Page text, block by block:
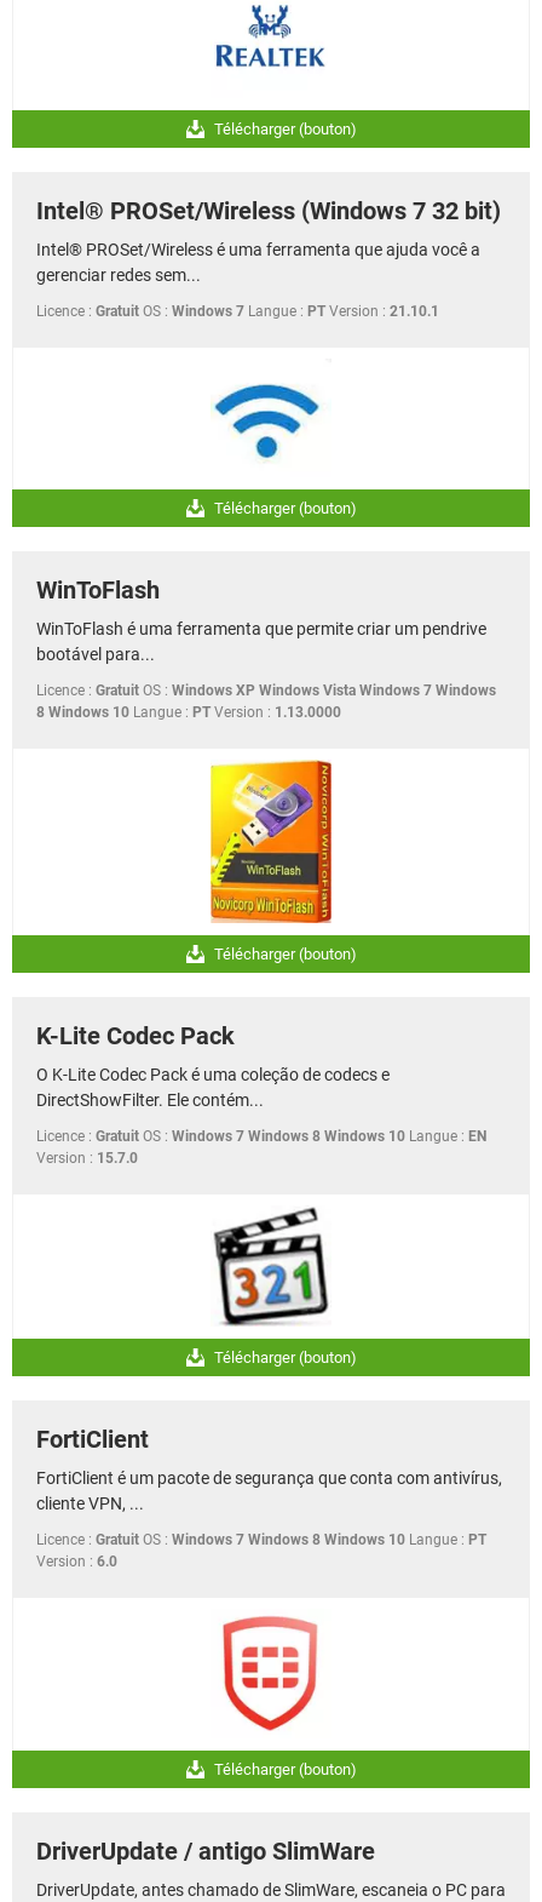
Télécharger (bouton)
Intel® PROSet/Wireless (Windows 7 32 bit)
Intel® PROSet/Wireless é uma ferramenta que ajuda você a
gerenciar redes sem...
Licence : Gratuit OS : Windows 7 Langue : PT Version : 21.10.1
Télécharger (bouton)
WinToFlash
WinToFlash é uma ferramenta que permite criar um pendrive
bootável para...
Licence : Gratuit OS : Windows XP Windows Vista Windows 7 Windows
8 Windows 10 Langue : PT Version : 1.13.0000
Télécharger (bouton)
K-Lite Codec Pack
O K-Lite Codec Pack é uma coleção de codecs e
DirectShowFilter. Ele contém...
Licence : Gratuit OS : Windows 7 Windows 8 Windows 10 Langue : EN
Version : 15.7.0
Télécharger (bouton)
FortiClient
FortiClient é um pacote de segurança que conta com antivírus,
cliente VPN, ...
Licence : Gratuit OS : Windows 7 Windows 8 Windows 10 Langue : PT
Version : 6.0
Télécharger (bouton)
DriverUpdate / antigo SlimWare
DriverUpdate, antes chamado de SlimWare, escaneia o PC para